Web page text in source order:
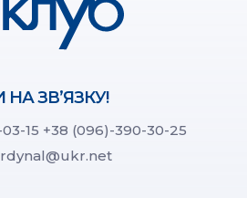
НА ЗВ’ЯЗКУ!
15 +38 (096)-390-30-25